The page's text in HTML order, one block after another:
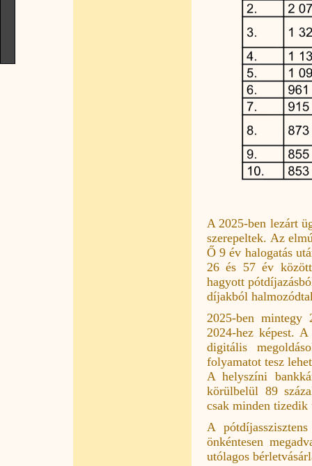
A 2025-ben lezárt
szerepeltek. Az
Ő 9 év halogatás
26 és 57 év
hagyott
díjakból
2025-ben mintegy
2024-hez képest.
digitális
folyamatot tesz
A helyszíni
körülbelül 89
csak minden tizedik
A
önkéntesen
utólagos